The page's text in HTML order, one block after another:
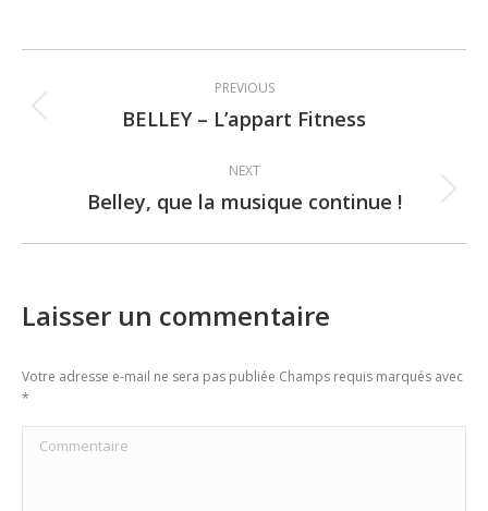
navigation
PREVIOUS
Previous
BELLEY – L’appart Fitness
NEXT
Next
Belley, que la musique continue !
Laisser un commentaire
Votre adresse e-mail ne sera pas publiée Champs requis marqués avec
*
Commentaire